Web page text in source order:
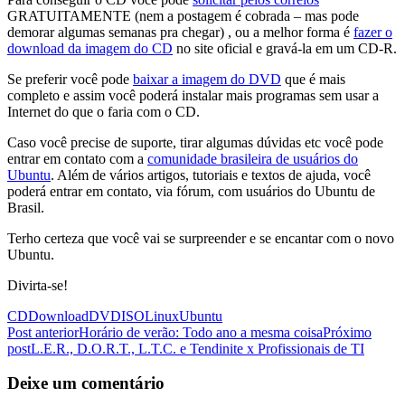
GRATUITAMENTE (nem a postagem é cobrada – mas pode
demorar algumas semanas pra chegar) , ou a melhor forma é fazer o
download da imagem do CD no site oficial e gravá-la em um CD-R.
Se preferir você pode baixar a imagem do DVD que é mais
completo e assim você poderá instalar mais programas sem usar a
Internet do que o faria com o CD.
Caso você precise de suporte, tirar algumas dúvidas etc você pode
entrar em contato com a comunidade brasileira de usuários do
Ubuntu. Além de vários artigos, tutoriais e textos de ajuda, você
poderá entrar em contato, via fórum, com usuários do Ubuntu de
Brasil.
Terho certeza que você vai se surpreender e se encantar com o novo
Ubuntu.
Divirta-se!
CDDownloadDVDISOLinuxUbuntu
Navegação
de
posts
Post anteriorHorário de verão: Todo ano a mesma coisaPróximo
postL.E.R., D.O.R.T., L.T.C. e Tendinite x Profissionais de TI
Deixe um comentário